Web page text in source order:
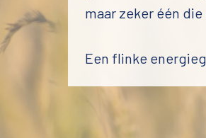
maar zeker één
Een flinke